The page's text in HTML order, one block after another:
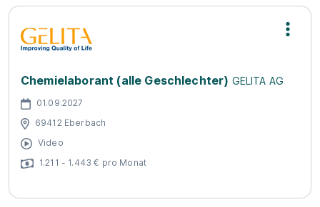
Chemielaborant (alle Geschlechter) GELITA AG
01.09.2027
69412 Eberbach
Video
1.211 - 1.443 € pro Monat